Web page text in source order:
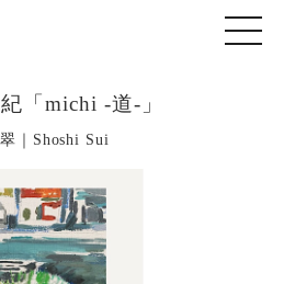
「michi -道-」
｜Shoshi Sui